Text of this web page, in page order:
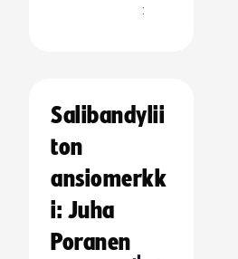
:
Salibandylii
ton
ansiomerkk
i: Juha
Poranen